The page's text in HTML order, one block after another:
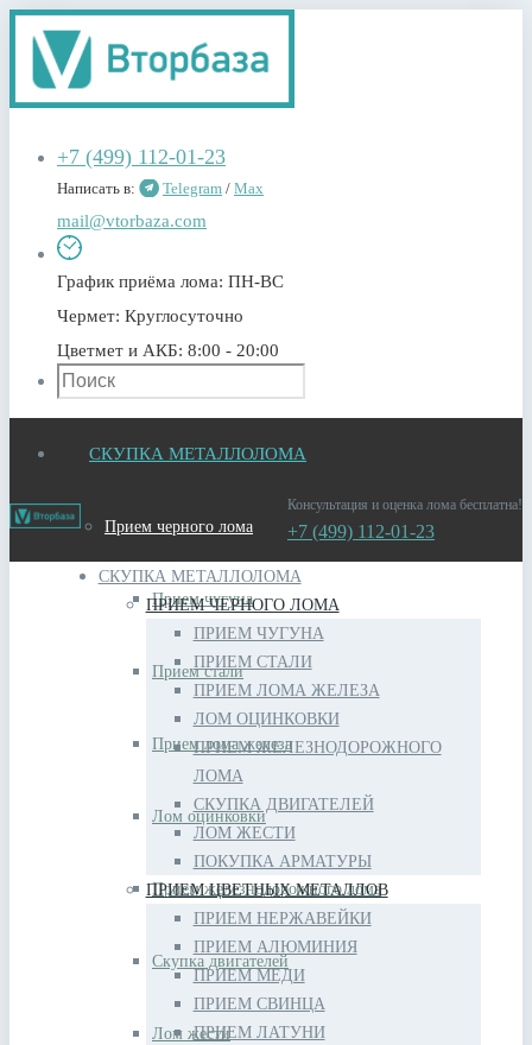
+7 (499) 112-01-23
Написать в: Telegram / Max
mail@vtorbaza.com
График приёма лома: ПН-ВС
Чермет: Круглосуточно
Цветмет и АКБ: 8:00 - 20:00
СКУПКА МЕТАЛЛОЛОМА
Прием черного лома
Прием чугуна
Прием стали
Прием лома железа
Лом оцинковки
Прием железнодорожного лома
Скупка двигателей
Лом жести
Консультация и оценка лома бесплатна!
+7 (499) 112-01-23
СКУПКА МЕТАЛЛОЛОМА
ПРИЕМ ЧЕРНОГО ЛОМА
ПРИЕМ ЧУГУНА
ПРИЕМ СТАЛИ
ПРИЕМ ЛОМА ЖЕЛЕЗА
ЛОМ ОЦИНКОВКИ
ПРИЕМ ЖЕЛЕЗНОДОРОЖНОГО
ЛОМА
СКУПКА ДВИГАТЕЛЕЙ
ЛОМ ЖЕСТИ
ПОКУПКА АРМАТУРЫ
ПРИЕМ ЦВЕТНЫХ МЕТАЛЛОВ
ПРИЕМ НЕРЖАВЕЙКИ
ПРИЕМ АЛЮМИНИЯ
ПРИЕМ МЕДИ
ПРИЕМ СВИНЦА
ПРИЕМ ЛАТУНИ